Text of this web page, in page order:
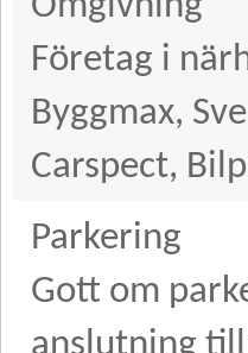
Företag i
Byggmax,
Carspect,
Parkering
Gott om